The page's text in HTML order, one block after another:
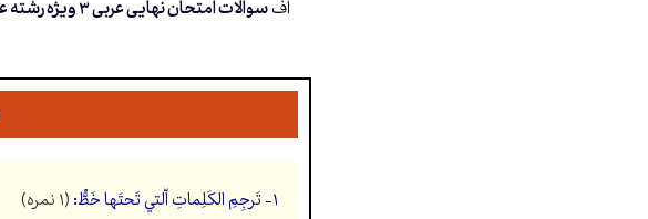
افسوالات امتحان نهایی عربی ۳ ویژه رشته علوم تجربی دی ۱۳۹۸
۱- تَرجِمِ الکَلِماتِ اّلتي تَحتَها خَطُّ:
(۱ نمره)